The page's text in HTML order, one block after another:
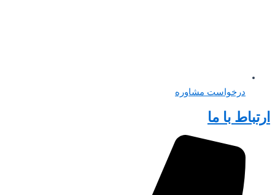
درخواست مشاوره
ارتباط با ما